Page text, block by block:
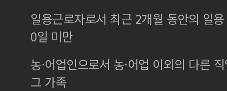
일용근로자로서 최근 2개월 동안의 일
0일 미만
농·어업인으로서 농·어업 이외의 다른
그 가족